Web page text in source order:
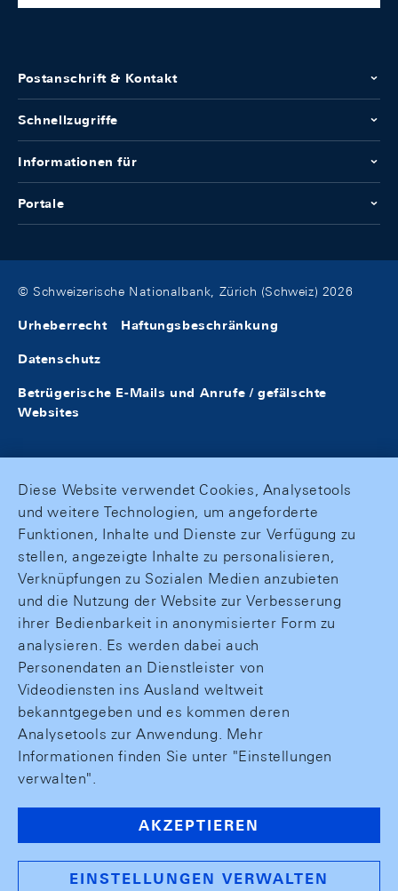
Postanschrift & Kontakt
Schnellzugriffe
Informationen für
Portale
© Schweizerische Nationalbank, Zürich (Schweiz) 2026
Urheberrecht Haftungsbeschränkung
Datenschutz
Betrügerische E-Mails und Anrufe / gefälschte
Websites
Diese Website verwendet Cookies, Analysetools
und weitere Technologien, um angeforderte
Funktionen, Inhalte und Dienste zur Verfügung zu
stellen, angezeigte Inhalte zu personalisieren,
Verknüpfungen zu Sozialen Medien anzubieten
und die Nutzung der Website zur Verbesserung
ihrer Bedienbarkeit in anonymisierter Form zu
analysieren. Es werden dabei auch
Personendaten an Dienstleister von
Videodiensten ins Ausland weltweit
bekanntgegeben und es kommen deren
Analysetools zur Anwendung. Mehr
Informationen finden Sie unter "Einstellungen
verwalten".
AKZEPTIEREN
EINSTELLUNGEN VERWALTEN